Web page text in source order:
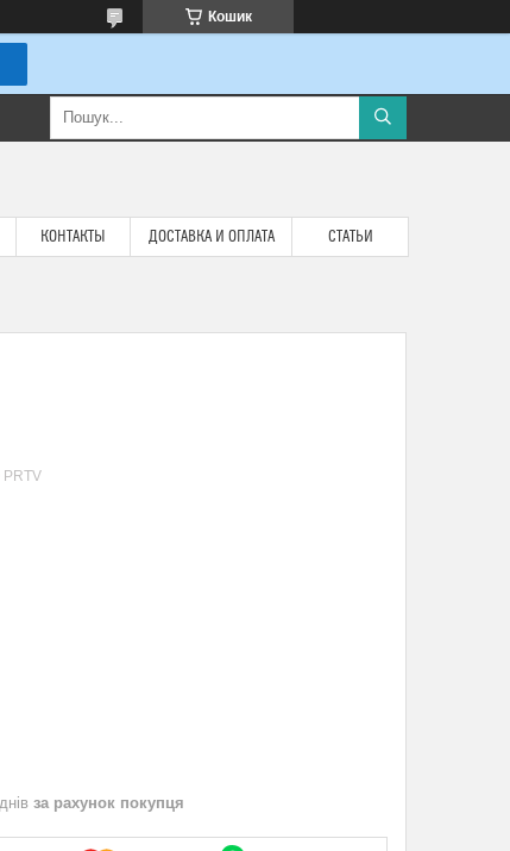
Кошик
КОНТАКТЫ ДОСТАВКА И ОПЛАТА СТАТЬИ
PRTV
за рахунок покупця